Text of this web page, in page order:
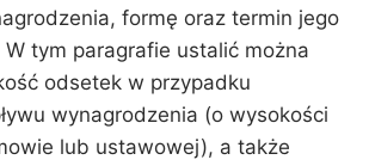
formę oraz termin jego
tym paragrafie ustalić można
odsetek w przypadku
wynagrodzenia (o wysokości
lub ustawowej), a także